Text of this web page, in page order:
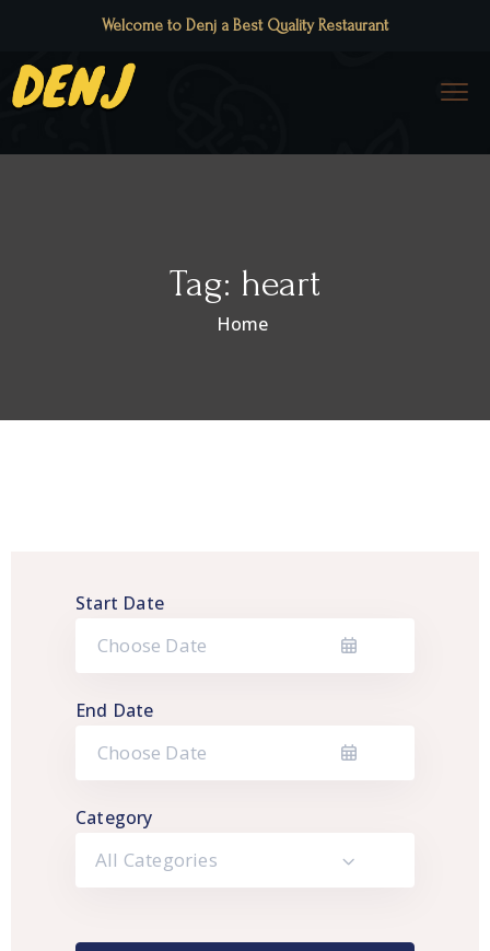
Welcome to Denj a Best Quality Restaurant
Tag: heart
Home
Start Date
End Date
Category
All Categories